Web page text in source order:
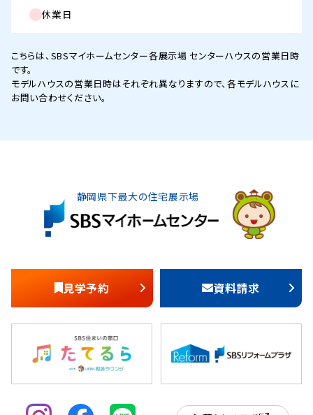
休業日
こちらは、SBSマイホームセンター各展示場 センターハウスの営業日時
です。
モデルハウスの営業日時はそれぞれ異なりますので、各モデルハウスに
お問い合わせください。
静岡県下最大の住宅展示場
見学予約 資料請求